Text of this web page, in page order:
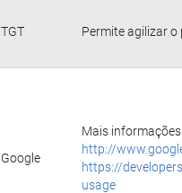
TGT Permite agilizar o
Google
Mais
http://
https://
usage